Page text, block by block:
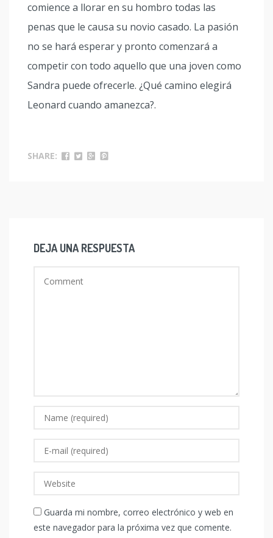
comience a llorar en su hombro todas las
penas que le causa su novio casado. La pasión
no se hará esperar y pronto comenzará a
competir con todo aquello que una joven como
Sandra puede ofrecerle. ¿Qué camino elegirá
Leonard cuando amanezca?.
SHARE:
DEJA UNA RESPUESTA
Guarda mi nombre, correo electrónico y web en
este navegador para la próxima vez que comente.